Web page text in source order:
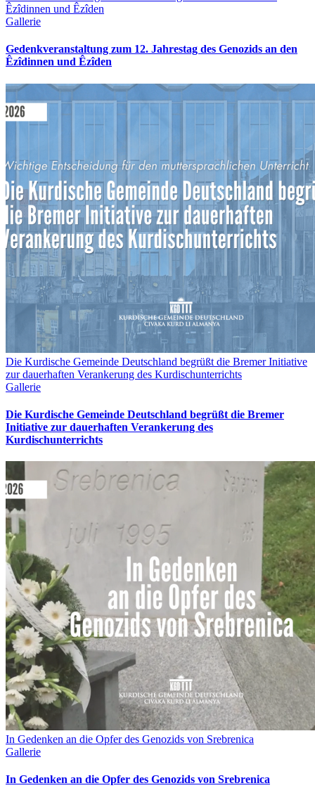
Êzîdinnen und Êzîden
Gallerie
Gedenkveranstaltung zum 12. Jahrestag des Genozids an den
Êzîdinnen und Êzîden
Die Kurdische Gemeinde Deutschland begrüßt die Bremer Initiative
zur dauerhaften Verankerung des Kurdischunterrichts
Gallerie
Die Kurdische Gemeinde Deutschland begrüßt die Bremer
Initiative zur dauerhaften Verankerung des
Kurdischunterrichts
In Gedenken an die Opfer des Genozids von Srebrenica
Gallerie
In Gedenken an die Opfer des Genozids von Srebrenica